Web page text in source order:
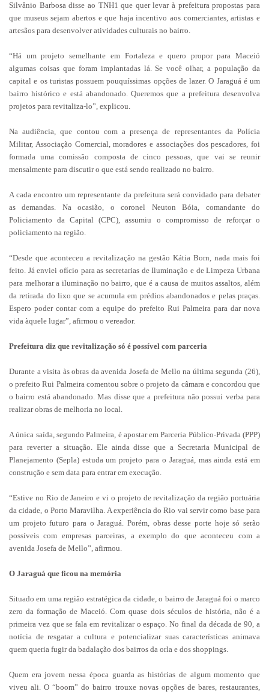
Silvânio Barbosa disse ao TNH1 que quer levar à prefeitura propostas para
que museus sejam abertos e que haja incentivo aos comerciantes, artistas e
artesãos para desenvolver atividades culturais no bairro.
“Há um projeto semelhante em Fortaleza e quero propor para Maceió
algumas coisas que foram implantadas lá. Se você olhar, a população da
capital e os turistas possuem pouquíssimas opções de lazer. O Jaraguá é um
bairro histórico e está abandonado. Queremos que a prefeitura desenvolva
projetos para revitaliza-lo”, explicou.
Na audiência, que contou com a presença de representantes da Polícia
Militar, Associação Comercial, moradores e associações dos pescadores, foi
formada uma comissão composta de cinco pessoas, que vai se reunir
mensalmente para discutir o que está sendo realizado no bairro.
A cada encontro um representante da prefeitura será convidado para debater
as demandas. Na ocasião, o coronel Neuton Bóia, comandante do
Policiamento da Capital (CPC), assumiu o compromisso de reforçar o
policiamento na região.
“Desde que aconteceu a revitalização na gestão Kátia Born, nada mais foi
feito. Já enviei ofício para as secretarias de Iluminação e de Limpeza Urbana
para melhorar a iluminação no bairro, que é a causa de muitos assaltos, além
da retirada do lixo que se acumula em prédios abandonados e pelas praças.
Espero poder contar com a equipe do prefeito Rui Palmeira para dar nova
vida àquele lugar”, afirmou o vereador.
Prefeitura diz que revitalização só é possível com parceria
Durante a visita às obras da avenida Josefa de Mello na última segunda (26),
o prefeito Rui Palmeira comentou sobre o projeto da câmara e concordou que
o bairro está abandonado. Mas disse que a prefeitura não possui verba para
realizar obras de melhoria no local.
A única saída, segundo Palmeira, é apostar em Parceria Público-Privada (PPP)
para reverter a situação. Ele ainda disse que a Secretaria Municipal de
Planejamento (Sepla) estuda um projeto para o Jaraguá, mas ainda está em
construção e sem data para entrar em execução.
“Estive no Rio de Janeiro e vi o projeto de revitalização da região portuária
da cidade, o Porto Maravilha. A experiência do Rio vai servir como base para
um projeto futuro para o Jaraguá. Porém, obras desse porte hoje só serão
possíveis com empresas parceiras, a exemplo do que aconteceu com a
avenida Josefa de Mello”, afirmou.
O Jaraguá que ficou na memória
Situado em uma região estratégica da cidade, o bairro de Jaraguá foi o marco
zero da formação de Maceió. Com quase dois séculos de história, não é a
primeira vez que se fala em revitalizar o espaço. No final da década de 90, a
notícia de resgatar a cultura e potencializar suas características animava
quem queria fugir da badalação dos bairros da orla e dos shoppings.
Quem era jovem nessa época guarda as histórias de algum momento que
viveu ali. O “boom” do bairro trouxe novas opções de bares, restaurantes,